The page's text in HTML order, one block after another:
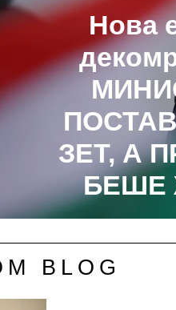
Нова
ЗЕТ, А
БЕШЕ
BLOG